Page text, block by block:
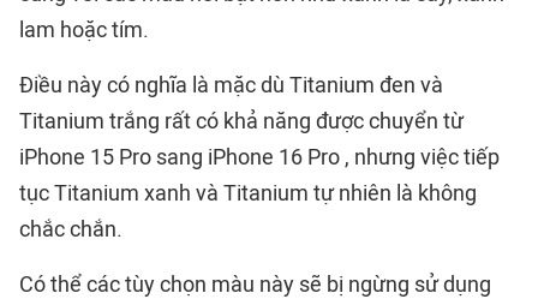
lam hoặc tím.
Điều này có nghĩa là mặc dù Titanium đen và
Titanium trắng rất có khả năng được chuyển từ
iPhone 15 Pro sang iPhone 16 Pro , nhưng việc tiếp
tục Titanium xanh và Titanium tự nhiên là không
chắc chắn.
Có thể các tùy chọn màu này sẽ bị ngừng sử dụng